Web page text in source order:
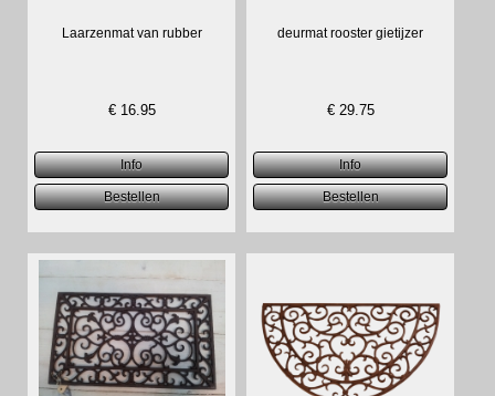
Laarzenmat van rubber
€ 16.95
deurmat rooster gietijzer
€ 29.75